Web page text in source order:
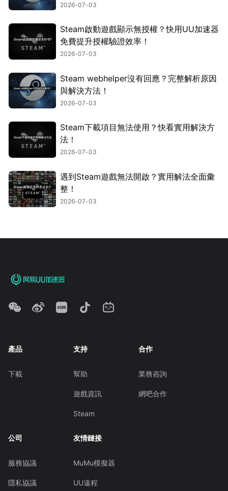
2026-07-03
Steam啟動遊戲顯示無授權？快用UU加速器
免費提升授權驗證效率！
2026-07-03
Steam webhelper沒有回應？完整解析原因
與解決方法！
2026-07-03
Steam下載項目無法使用？快看實用解決方
法！
2026-07-03
遇到Steam遊戲無法開啟？實用解法全面彙
整！
2026-07-03
產品
下載
支持
幫助
遊戲資訊
Steam
合作
業務咨詢
網吧合作
公司
服務協議
隱私協議
友情鏈接
MuMu模擬器
UU遠程